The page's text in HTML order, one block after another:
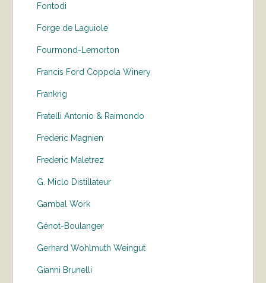
Fontodi
Forge de Laguiole
Fourmond-Lemorton
Francis Ford Coppola Winery
Frankrig
Fratelli Antonio & Raimondo
Frederic Magnien
Frederic Maletrez
G. Miclo Distillateur
Gambal Work
Génot-Boulanger
Gerhard Wohlmuth Weingut
Gianni Brunelli